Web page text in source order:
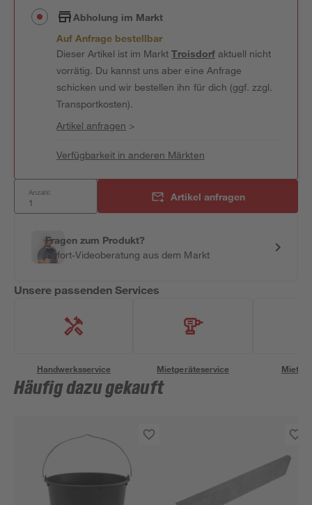
Abholung im Markt
Auf Anfrage bestellbar
Dieser Artikel ist im MarktTroisdorfaktuell nicht
vorrätig. Du kannst uns aber eine Anfrage
schicken und wir bestellen ihn für dich (ggf. zzgl.
Transportkosten).
Artikel anfragen >
Verfügbarkeit in anderen Märkten
Anzahl: Artikel anfragen
Fragen zum Produkt?
Sofort-Videoberatung aus dem Markt
Unsere passenden Services
Handwerksservice Mietgeräteservice
Häufig dazu gekauft